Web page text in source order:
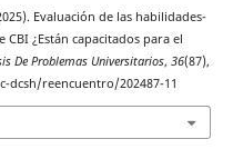
Evaluación de las habilidades-
¿Están capacitados para el
De Problemas Universitarios, 36(87),
dcsh/reencuentro/202487-11